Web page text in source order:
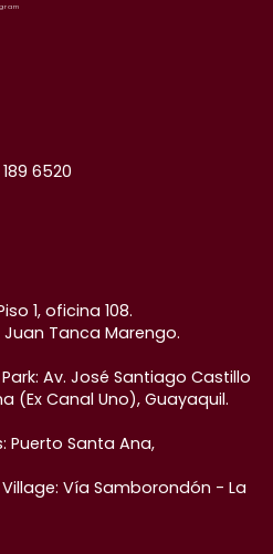
6520
1, oficina 108.
Tanca Marengo.
Av. José Santiago Castillo
(Ex Canal Uno), Guayaquil.
Puerto Santa Ana,
Vía Samborondón - La